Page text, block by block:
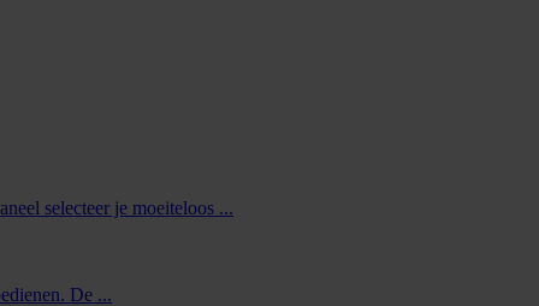
selecteer je moeiteloos ...
De ...